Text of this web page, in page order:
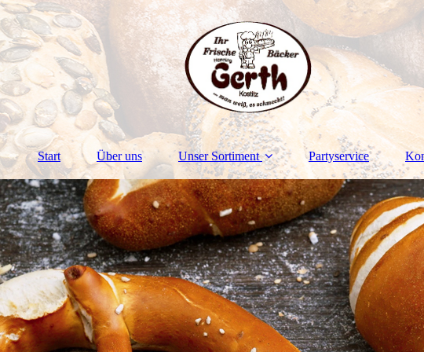
Start Über uns Unser Sortiment Partyservice